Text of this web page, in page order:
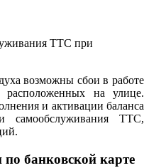
возможны сбои в работе
расположенных на улице.
и активации баланса
самообслуживания ТТС,
по банковской карте